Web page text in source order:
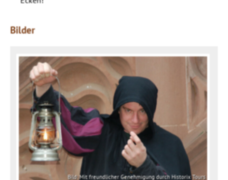
Bilder
Bild: Mit freundlicher Genehmigung durch Historix Tours